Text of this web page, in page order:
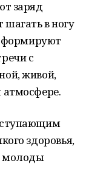
заряд
в ногу
формируют
с
живой,
атмосфере.
здоровья,
молоды